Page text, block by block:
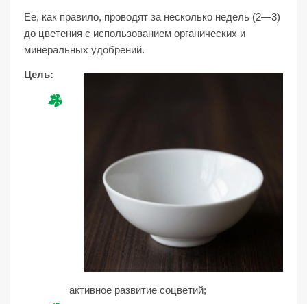
Ее, как правило, проводят за несколько недель (2—3)
до цветения с использованием органических и
минеральных удобрений.
Цель:
активное развитие соцветий;